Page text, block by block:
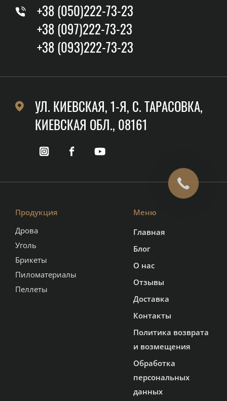
+38 (050)222-73-23
+38 (097)222-73-23
+38 (093)222-73-23
УЛ. КИЕВСКАЯ, 1-Я, C. ТАРАСОВКА,
КИЕВСКАЯ ОБЛ., 08161
Продукция
Дрова
Уголь
Брикеты
Пиломатериалы
Пеллеты
Меню
Главная
Блог
О нас
Отзывы
Доставка
Контакты
Политика возврата
и возмещения
Обработка
персональных
данных